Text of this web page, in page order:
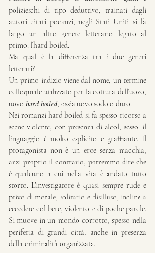
polizieschi di tipo deduttivo, trainati dagli
autori citati pocanzi, negli Stati Uniti si fa
largo un altro genere letterario legato al
primo: l’hard boiled.
Ma qual è la differenza tra i due generi
letterari?
Un primo indizio viene dal nome, un termine
colloquiale utilizzato per la cottura dell’uovo,
uovo hard boiled, ossia uovo sodo o duro.
Nei romanzi hard boiled si fa spesso ricorso a
scene violente, con presenza di alcol, sesso, il
linguaggio è molto esplicito e graffiante. Il
protagonista non è un eroe senza macchia,
anzi proprio il contrario, potremmo dire che
è qualcuno a cui nella vita è andato tutto
storto. L’investigatore è quasi sempre rude e
privo di morale, solitario e disilluso, incline a
eccedere col bere, violento e di poche parole.
Si muove in un mondo corrotto, spesso nella
periferia di grandi città, anche in presenza
della criminalità organizzata.